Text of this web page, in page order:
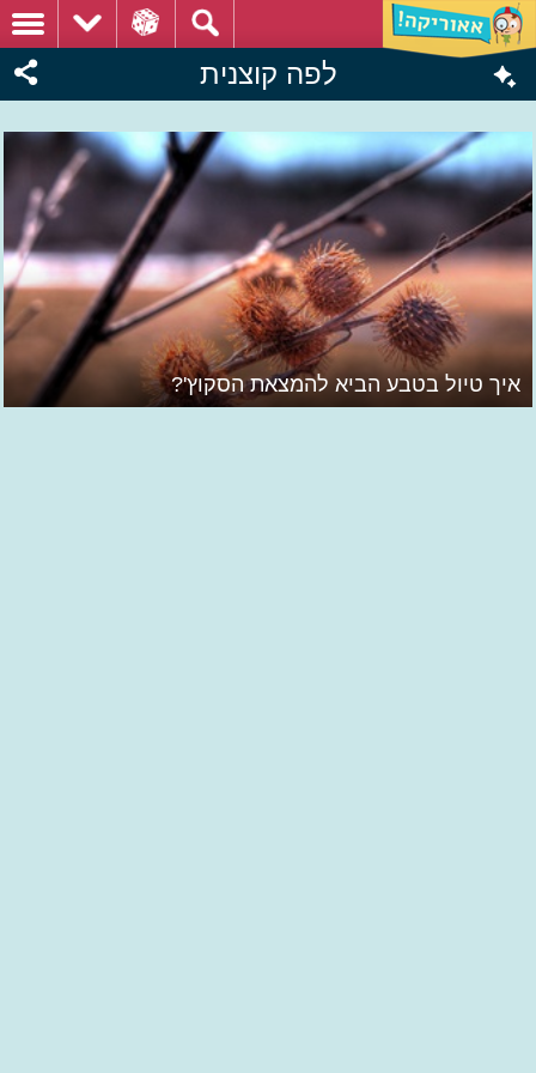
לפה קוצנית
איך טיול בטבע הביא להמצאת הסקוץ'?